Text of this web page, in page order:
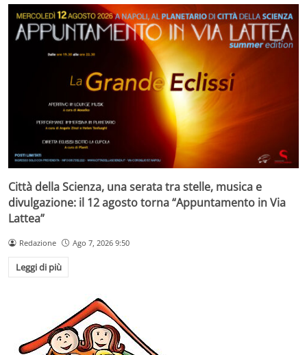
Città della Scienza, una serata tra stelle, musica e
divulgazione: il 12 agosto torna “Appuntamento in Via
Lattea”
Redazione Ago 7, 2026 9:50
Leggi di più